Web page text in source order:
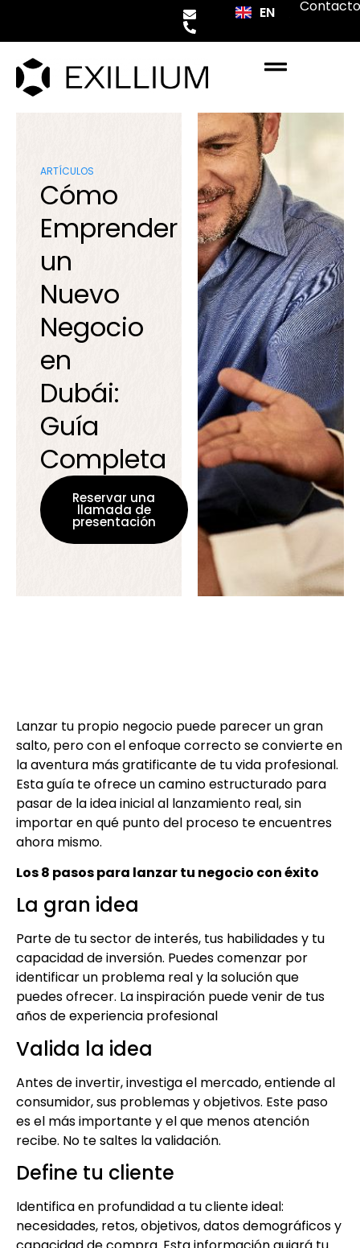
EN
AR
ARTÍCULOS
Cómo
Emprender
un
Nuevo
Negocio
en
Dubái:
Guía
Completa
Reservar una
llamada de
presentación
Lanzar tu propio negocio puede parecer un gran
salto, pero con el enfoque correcto se convierte en
la aventura más gratificante de tu vida profesional.
Esta guía te ofrece un camino estructurado para
pasar de la idea inicial al lanzamiento real, sin
importar en qué punto del proceso te encuentres
ahora mismo.
Los 8 pasos para lanzar tu negocio con éxito
La gran idea
Parte de tu sector de interés, tus habilidades y tu
capacidad de inversión. Puedes comenzar por
identificar un problema real y la solución que
puedes ofrecer. La inspiración puede venir de tus
años de experiencia profesional
Valida la idea
Antes de invertir, investiga el mercado, entiende al
consumidor, sus problemas y objetivos. Este paso
es el más importante y el que menos atención
recibe. No te saltes la validación.
Define tu cliente
Identifica en profundidad a tu cliente ideal:
necesidades, retos, objetivos, datos demográficos y